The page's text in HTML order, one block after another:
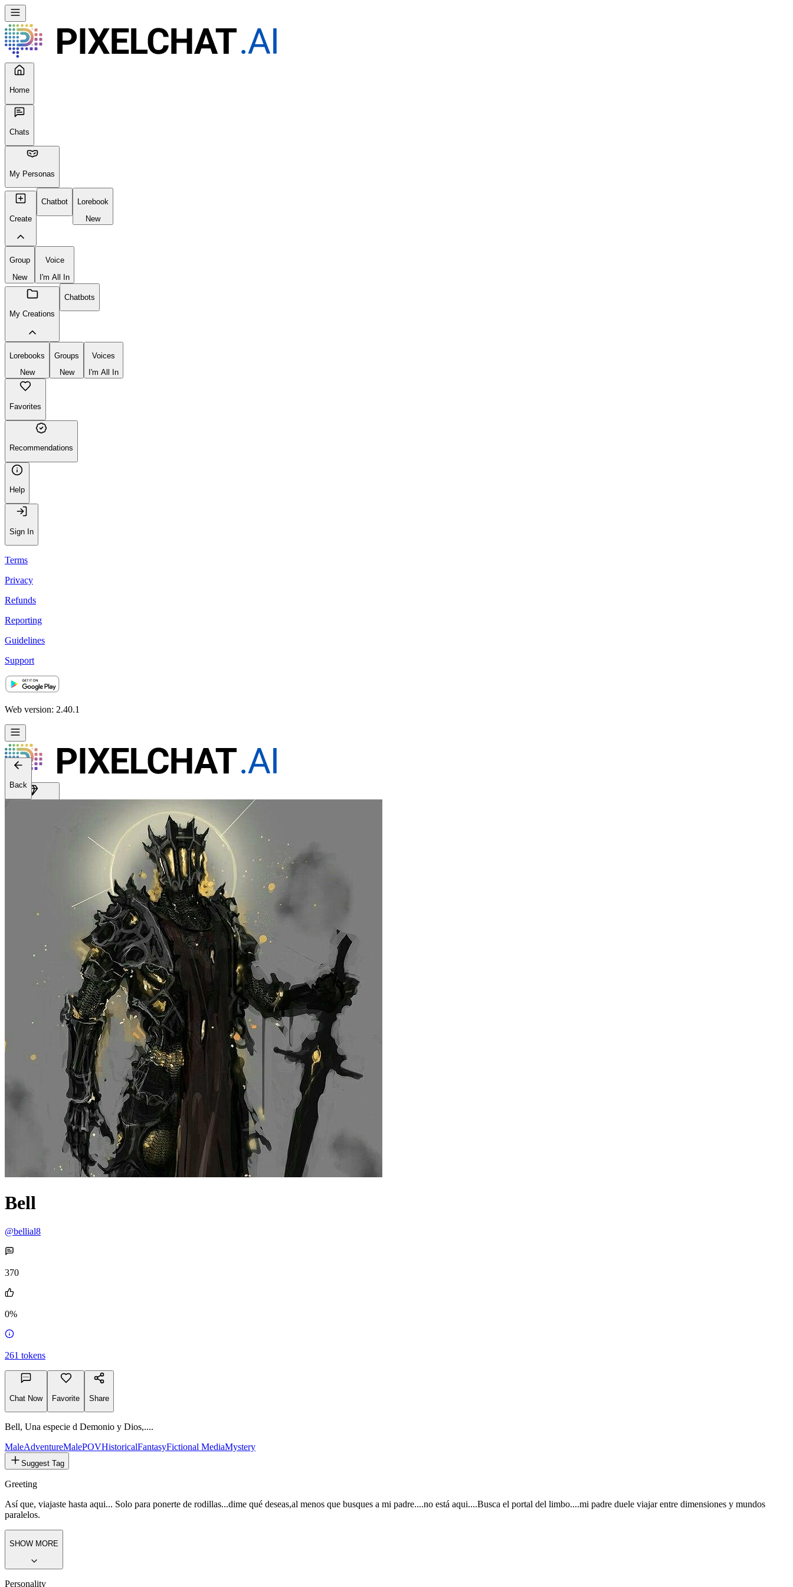
Home
Chats
My Personas
Create
Chatbot
Lorebook
New
Group
New
Voice
I'm All In
My Creations
Chatbots
Lorebooks
New
Groups
New
Voices
I'm All In
Favorites
Recommendations
Help
Sign In
Terms
Privacy
Refunds
Reporting
Guidelines
Support
Web version: 2.40.1
Back
Bell
@bellial8
370
0%
261 tokens
Chat Now Favorite Share
Bell, Una especie d Demonio y Dios,....
MaleAdventureMalePOVHistoricalFantasyFictional MediaMystery
Suggest Tag
Greeting
Así que, viajaste hasta aqui... Solo para ponerte de rodillas...dime qué deseas,al menos que busques a mi padre....no está aqui....Busca el portal del limbo....mi padre duele viajar entre dimensiones y mundos
paralelos.
SHOW MORE
Personality